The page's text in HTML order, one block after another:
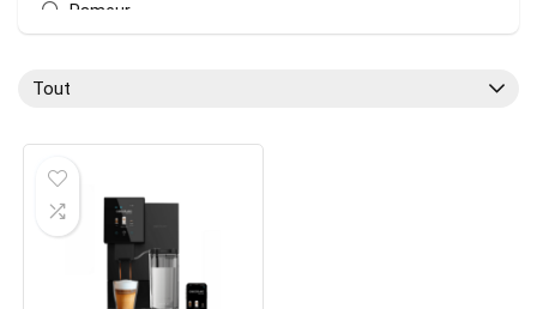
Rameur
Tout